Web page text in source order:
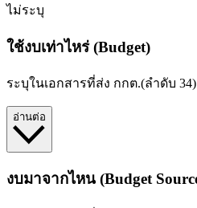
ไม่ระบุ
ใช้งบเท่าไหร่ (Budget)
ระบุในเอกสารที่ส่ง กกต.(ลำดับ
อ่านต่อ
งบมาจากไหน (Budget